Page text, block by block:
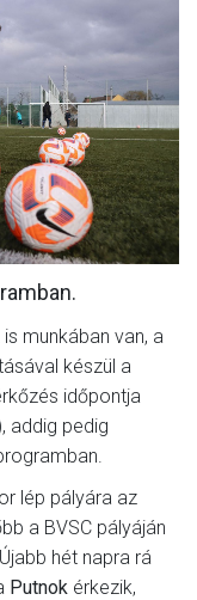
munkában van, a
készül a
időpontja
addig pedig
lép pályára az
a BVSC pályáján
hét napra rá
Putnok érkezik,